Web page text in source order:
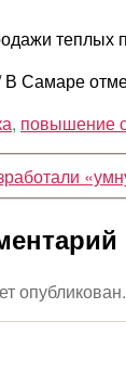
теплых
В Самаре
, повышение
опубликован.